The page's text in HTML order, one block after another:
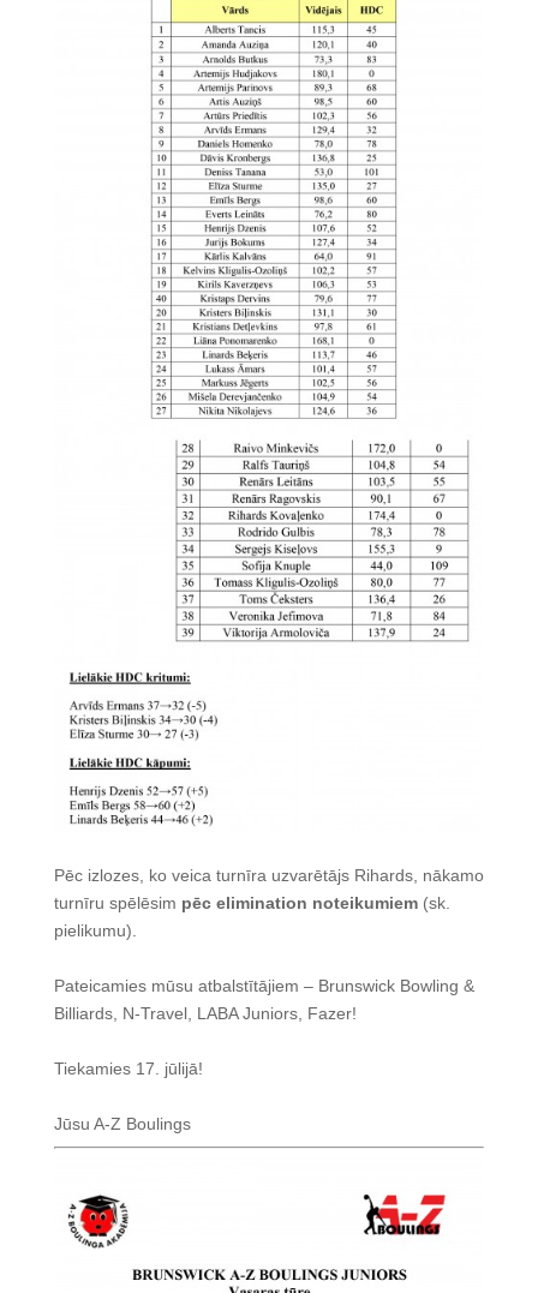
Pēc izlozes, ko veica turnīra uzvarētājs Rihards, nākamo
turnīru spēlēsim pēc elimination noteikumiem(sk.
pielikumu).
Pateicamies mūsu atbalstītājiem – Brunswick Bowling &
Billiards, N-Travel, LABA Juniors, Fazer!
Tiekamies 17. jūlijā!
Jūsu A-Z Boulings